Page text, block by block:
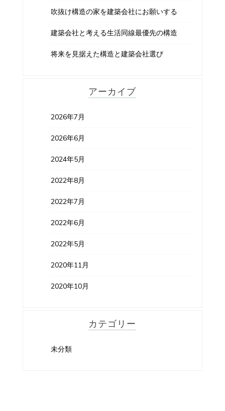
吹抜け構造の家を建築会社にお願いする
建築会社と考える生活同線最優先の構造
将来を見据えた構造と建築会社選び
アーカイブ
2026年7月
2026年6月
2024年5月
2022年8月
2022年7月
2022年6月
2022年5月
2020年11月
2020年10月
カテゴリー
未分類